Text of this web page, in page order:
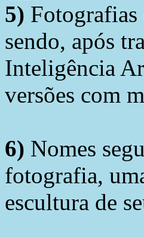
5) Fotografias
sendo, após
Inteligência
versões com
6) Nomes
fotografia,
escultura de